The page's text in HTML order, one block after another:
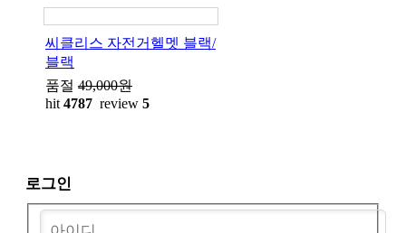
씨클리스 자전거헬멧 블랙/
블랙
품절 49,000원
hit 4787 review 5
로그인